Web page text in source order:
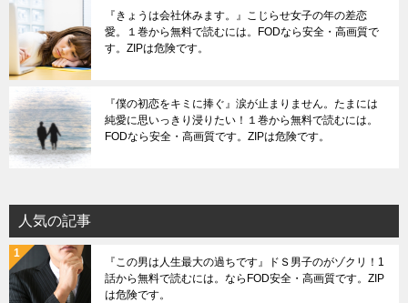
『きょうは会社休みます。』こじらせ女子の年の差恋
愛。１巻から無料で読むには。FODなら安全・高画質で
す。ZIPは危険です。
『僕の初恋をキミに捧ぐ』涙が止まりません。たまには
純愛に思いっきり浸りたい！１巻から無料で読むには。
FODなら安全・高画質です。ZIPは危険です。
人気の記事
『この男は人生最大の過ちです』ドＳ男子のがゾクリ！1
話から無料で読むには。ならFOD安全・高画質です。ZIP
は危険です。